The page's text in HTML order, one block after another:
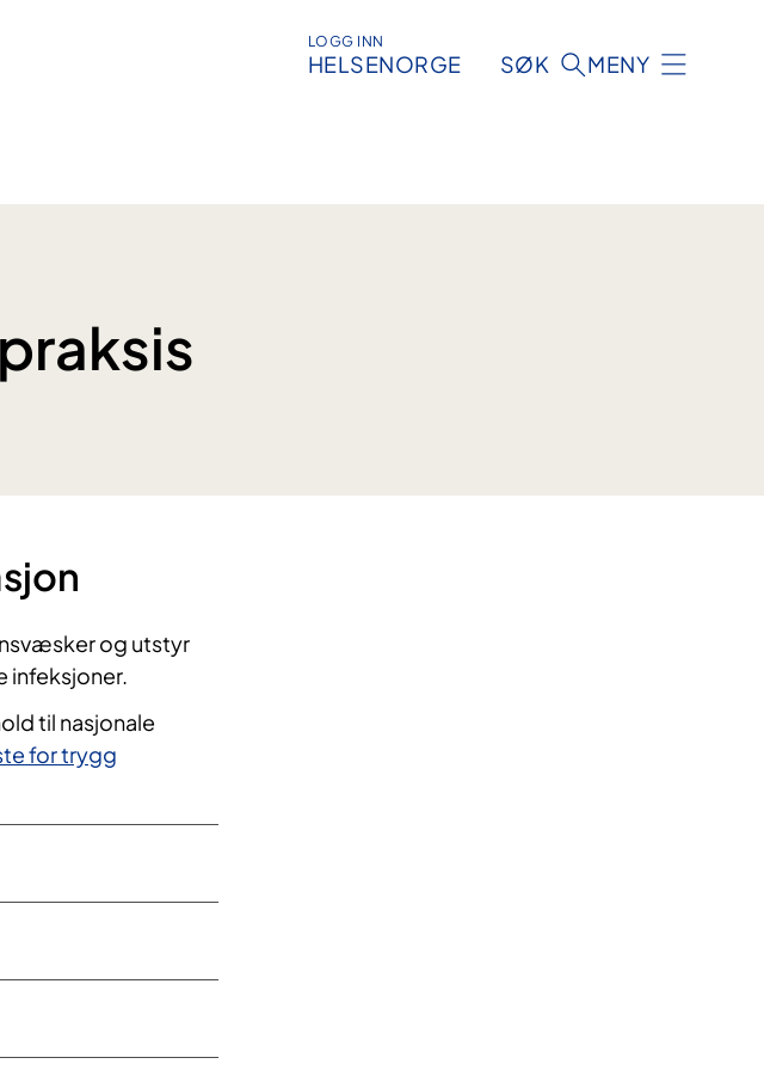
LOGG INN
HELSENORGE SØK MENY
og utstyr
infeksjoner.
til nasjonale
for trygg